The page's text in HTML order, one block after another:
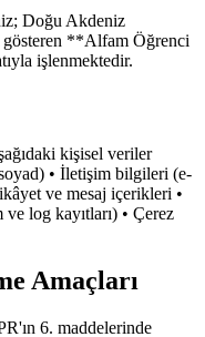
Doğu Akdeniz
**Alfam Öğrenci
işlenmektedir.
kişisel veriler
• İletişim bilgileri (e-
ve mesaj içerikleri •
log kayıtları) • Çerez
Amaçları
6. maddelerinde